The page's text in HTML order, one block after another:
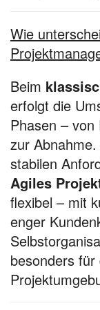
Wie
Beim
erfolgt die
Phasen –
zur
stabilen
Agiles
flexibel – mit
enger
besonders